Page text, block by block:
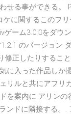
せる事ができる。
に関するこのフ
ーム3.0.0をダウ
のバージョン
正したりするこ
に入った作品しか
リルと共にアフリ
を案内に アリンの
ンドに隣接する。.